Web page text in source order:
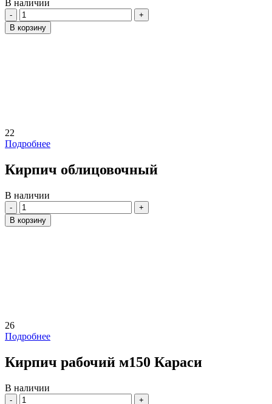
В наличии
Количество
В корзину
22
Подробнее
Кирпич облицовочный
В наличии
Количество
В корзину
26
Подробнее
Кирпич рабочий м150 Караси
В наличии
Количество